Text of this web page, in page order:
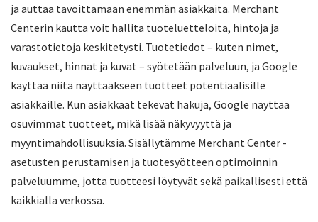
ja auttaa tavoittamaan enemmän asiakkaita. Merchant
Centerin kautta voit hallita tuoteluetteloita, hintoja ja
varastotietoja keskitetysti. Tuotetiedot – kuten nimet,
kuvaukset, hinnat ja kuvat – syötetään palveluun, ja Google
käyttää niitä näyttääkseen tuotteet potentiaalisille
asiakkaille. Kun asiakkaat tekevät hakuja, Google näyttää
osuvimmat tuotteet, mikä lisää näkyvyyttä ja
myyntimahdollisuuksia. Sisällytämme Merchant Center -
asetusten perustamisen ja tuotesyötteen optimoinnin
palveluumme, jotta tuotteesi löytyvät sekä paikallisesti että
kaikkialla verkossa.